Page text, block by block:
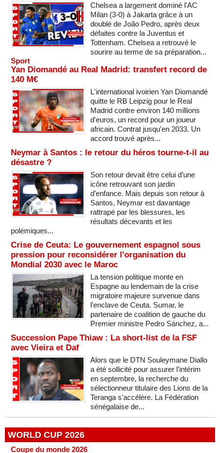
Chelsea a largement dominé l'AC
Milan (3-0) à Jakarta grâce à un
doublé de João Pedro, après deux
défaites contre la Juventus et
Tottenham. Chelsea a retrouvé le
sourire au terme de sa préparation...
Sport
Yan Diomandé au Real Madrid: transfert record de
140 M€
L'international ivoirien Yan Diomandé
quitte le RB Leipzig pour le Real
Madrid contre environ 140 millions
d'euros, un record pour un joueur
africain. Contrat jusqu'en 2033. Un
accord trouvé après...
Neymar à Santos : le retour du héros tourne-t-il au
désastre ?
Son retour devait être celui d’une
icône retrouvant son jardin
d’enfance. Mais depuis son retour à
Santos, Neymar est davantage
rattrapé par les blessures, les
résultats décevants et les
polémiques...
Crise de Ceuta: Le gouvernement espagnol sous
pression pour reconsidérer l'organisation du
Mondial 2030 avec le Maroc
La tension politique monte en
Espagne au lendemain de la crise
migratoire majeure survenue dans
l'enclave de Ceuta. Sumar, le
partenaire de coalition de gauche du
Premier ministre Pedro Sánchez, a...
Succession Pape Thiaw : La short-list de la FSF
avec Vieira et Daf
Alors que le DTN Souleymane Diallo
a été sollicité pour assurer l'intérim
en septembre, la recherche du
sélectionneur titulaire des Lions de la
Teranga s'accélère. La Fédération
sénégalaise de...
WORLD CUP 2026
Coupe du monde 2026